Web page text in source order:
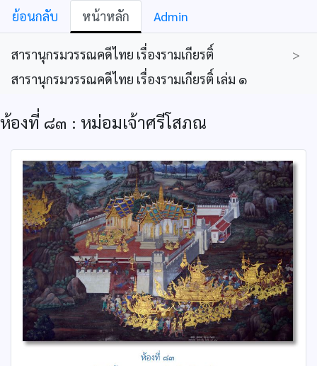
ย้อนกลับ หน้าหลัก Admin
สารานุกรมวรรณคดีไทย เรื่องรามเกียรติ์
>
สารานุกรมวรรณคดีไทย เรื่องรามเกียรติ์ เล่ม ๑
ห้องที่ ๘๓ : หม่อมเจ้าศรีโสภณ